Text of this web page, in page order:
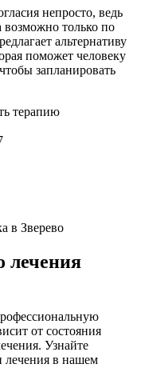
непросто, ведь
возможно только по
альтернативу
поможет человеку
запланировать
терапию
лечения
от состояния
Узнайте
в нашем